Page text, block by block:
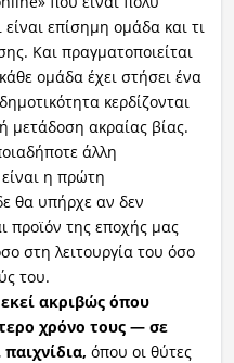
είναι επίσημη ομάδα και τι
Και πραγματοποιείται
ομάδα έχει στήσει ένα
κερδίζονται
μετάδοση ακραίας βίας.
άλλη
η πρώτη
θα υπήρχε αν δεν
προϊόν της εποχής μας
στη λειτουργία του όσο
του.
ακριβώς όπου
χρόνο τους — σε
όπου οι θύτες